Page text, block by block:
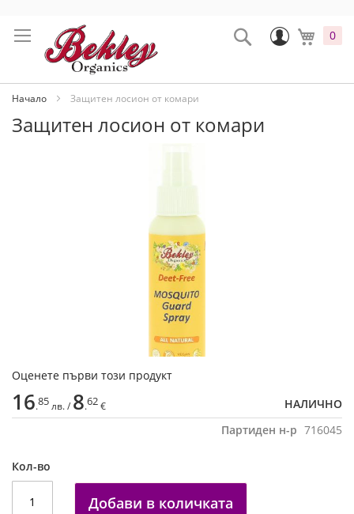
съдържанието
0
Промени
Search
Начало Защитен лосион от комари
Защитен лосион от комари
към
началото
на
Оценете първи този продукт
НАЛИЧНО
16.85лв. / 8.62€
Партиден н-р 716045
Кол-во
Добави в количката